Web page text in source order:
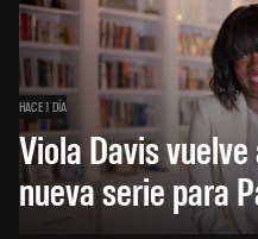
HACE 1 DÍA
Viola Davis
nueva serie para